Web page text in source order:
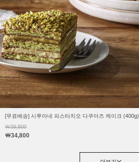
[무료배송] 시루아네 피스타치오 다쿠아즈 케이크 (400g)
￦39,800
￦34,800